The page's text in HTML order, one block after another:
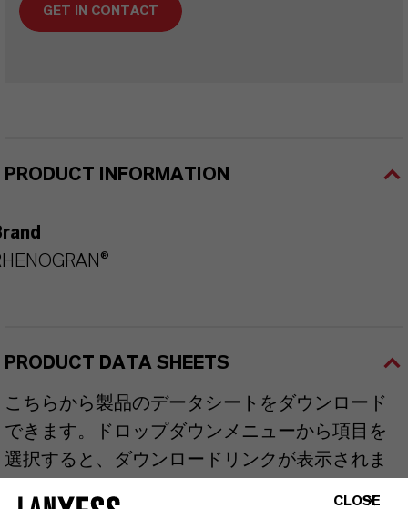
GET IN CONTACT
PRODUCT INFORMATION
PRODUCT DATA SHEETS
こちらから製品のデータシートをダウンロード
できます。ドロップダウンメニューから項目を
選択すると、ダウンロードリンクが表示されま
CLOSE